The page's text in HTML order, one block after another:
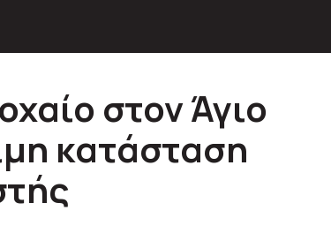
στον Άγιο
κατάσταση